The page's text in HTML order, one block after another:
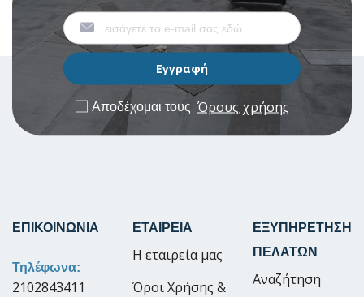
Αποδέχομαι τους Όρους χρήσης
ΕΠΙΚΟΙΝΩΝΙΑ
Τηλέφωνα:
2102843411
ΕΤΑΙΡΕΙΑ
Η εταιρεία μας
Όροι Χρήσης &
ΕΞΥΠΗΡΕΤΗΣΗ
ΠΕΛΑΤΩΝ
Αναζήτηση